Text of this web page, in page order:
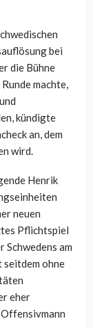
bei
die Bühne
machte,
kündigte
an, dem
wird.
Henrik
neuen
Pflichtspiel
am
seitdem ohne
eher